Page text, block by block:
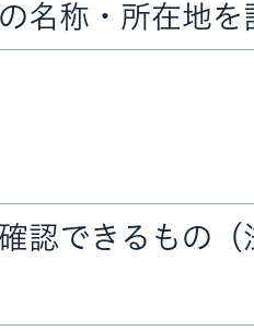
名称・所在地を
認できるもの